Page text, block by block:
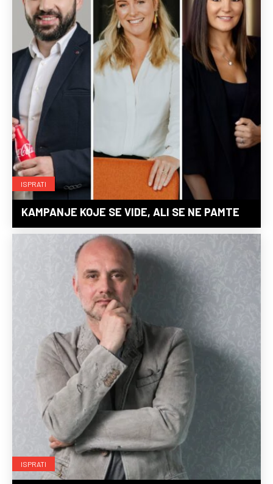
ISPRATI
KAMPANJE KOJE SE VIDE, ALI SE NE PAMTE
ISPRATI